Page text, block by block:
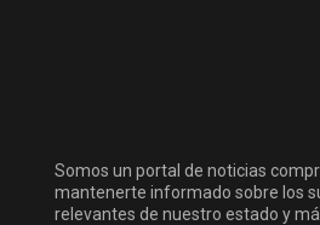
Somos un portal de noticias
mantenerte informado sobre los
relevantes de nuestro estado y